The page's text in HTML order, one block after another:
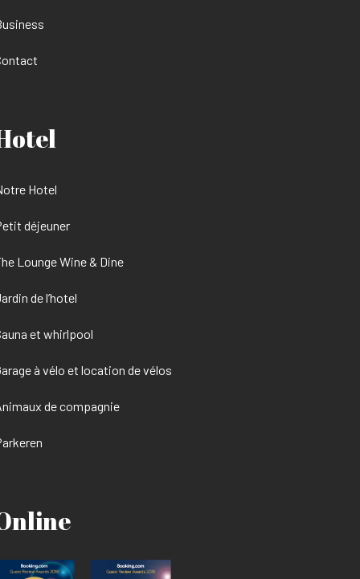
Hotel
déjeuner
Lounge Wine & Dine
de l’hotel
et whirlpool
à vélo et location de vélos
de compagnie